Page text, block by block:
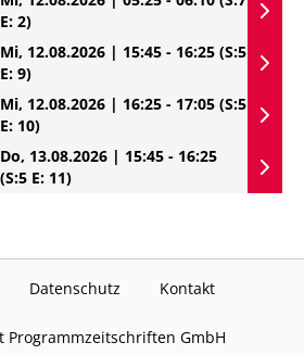
E: 2)
Mi, 12.08.2026 | 15:45 - 16:25 (S:5
E: 9)
Mi, 12.08.2026 | 16:25 - 17:05 (S:5
E: 10)
Do, 13.08.2026 | 15:45 - 16:25
(S:5 E: 11)
Datenschutz Kontakt
Programmzeitschriften GmbH